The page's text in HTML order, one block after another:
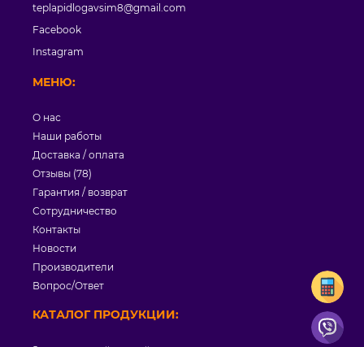
МЕНЮ:
О нас
Наши работы
Доставка / оплата
Отзывы (78)
Гарантия / возврат
Сотрудничество
Контакты
Новости
Производители
Вопрос/Ответ
КАТАЛОГ ПРОДУКЦИИ:
teplapidlogavsim8@gmail.com
Facebook
Instagram